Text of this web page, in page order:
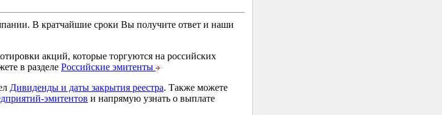
В кратчайшие сроки Вы получите ответ и наши
акций, которые торгуются на российских
в разделе Российские эмитенты
Дивиденды и даты закрытия реестра. Также можете
эмитентов и напрямую узнать о выплате